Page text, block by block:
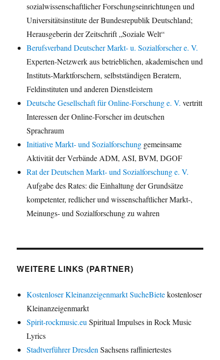
sozialwissenschaftlicher Forschungseinrichtungen und
Universitätsinstitute der Bundesrepublik Deutschland;
Herausgeberin der Zeitschrift „Soziale Welt“
Berufsverband Deutscher Markt- u. Sozialforscher e. V.
Experten-Netzwerk aus betrieblichen, akademischen und
Instituts-Marktforschern, selbstständigen Beratern,
Feldinstituten und anderen Dienstleistern
Deutsche Gesellschaft für Online-Forschung e. V. vertritt
Interessen der Online-Forscher im deutschen
Sprachraum
Initiative Markt- und Sozialforschung gemeinsame
Aktivität der Verbände ADM, ASI, BVM, DGOF
Rat der Deutschen Markt- und Sozialforschung e. V.
Aufgabe des Rates: die Einhaltung der Grundsätze
kompetenter, redlicher und wissenschaftlicher Markt-,
Meinungs- und Sozialforschung zu wahren
WEITERE LINKS (PARTNER)
Kostenloser Kleinanzeigenmarkt SucheBietekostenloser
Kleinanzeigenmarkt
Spirit-rockmusic.eu Spiritual Impulses in Rock Music
Lyrics
Stadtverführer Dresden Sachsens raffiniertestes